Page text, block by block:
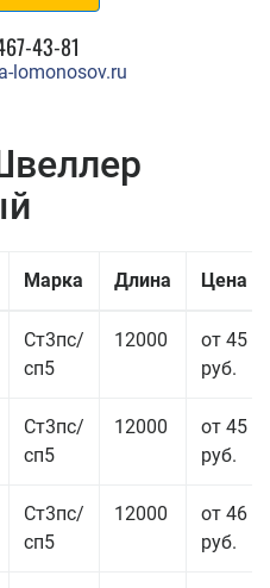
43-81
lomonosov.ru
Марка Длина Цена
Ст3пс/
сп5
12000
от 45
руб.
Ст3пс/
сп5
12000
от 45
руб.
Ст3пс/
сп5
12000
от 46
руб.